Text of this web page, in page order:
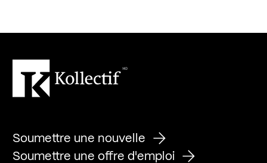
Soumettre une nouvelle
Soumettre une offre d'emploi